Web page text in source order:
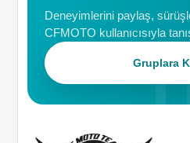
Deneyimlerini paylaş,
CFMOTO kullanıcısıyla
Gruplara